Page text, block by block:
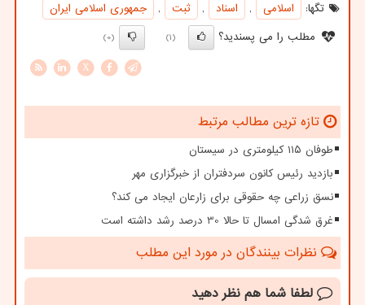
تگها:
اسلامی , اسناد , ثبت ,
جمهوری اسلامی ایران
مطلب را می پسندید؟
(1)
(0)
X
تازه ترین مطالب مرتبط
طوفان ۱۱۵ کیلومتری در سیستان
بازدید رئیس کانون سردفتران از خبرگزاری مهر
نسق زراعی چه حقوقی برای زارعان ایجاد می کند؟
غرق شدگی امسال تا حالا 30 درصد رشد داشته است
نظرات بینندگان در مورد این مطلب
لطفا شما هم نظر دهید